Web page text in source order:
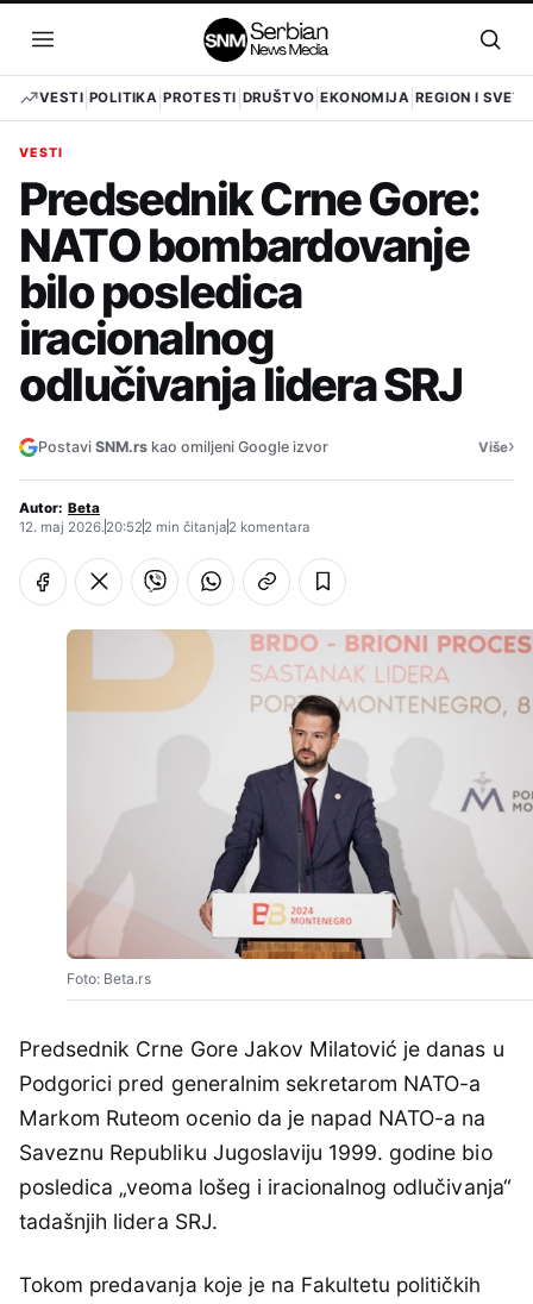
sadržaj
Otvori
meni
VESTI POLITIKA PROTESTI DRUŠTVO EKONOMIJA REGION I SVET
VESTI
Predsednik Crne Gore:
NATO bombardovanje
bilo posledica
iracionalnog
odlučivanja lidera SRJ
Postavi SNM.rs kao omiljeni Google izvor Više›
Autor: Beta
12. maj 2026.20:52 2 min čitanja 2 komentara
Foto: Beta.rs
Predsednik Crne Gore Jakov Milatović je danas u
Podgorici pred generalnim sekretarom NATO-a
Markom Ruteom ocenio da je napad NATO-a na
Saveznu Republiku Jugoslaviju 1999. godine bio
posledica „veoma lošeg i iracionalnog odlučivanja“
tadašnjih lidera SRJ.
Tokom predavanja koje je na Fakultetu političkih